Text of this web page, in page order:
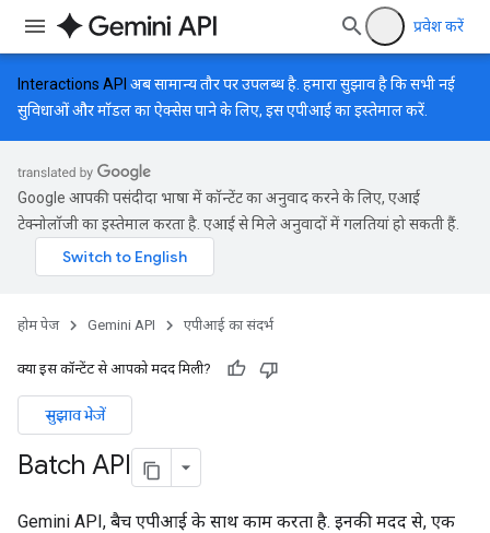
प्रवेश करें
Interactions API अब सामान्य तौर पर उपलब्ध है. हमारा सुझाव है कि सभी नई
सुविधाओं और मॉडल का ऐक्सेस पाने के लिए, इस एपीआई का इस्तेमाल करें.
Google आपकी पसंदीदा भाषा में कॉन्टेंट का अनुवाद करने के लिए, एआई
टेक्नोलॉजी का इस्तेमाल करता है. एआई से मिले अनुवादों में गलतियां हो सकती हैं.
होम पेज Gemini API एपीआई का संदर्भ
क्या इस कॉन्टेंट से आपको मदद मिली?
सुझाव भेजें
Batch API
Gemini API, बैच एपीआई के साथ काम करता है. इनकी मदद से, एक